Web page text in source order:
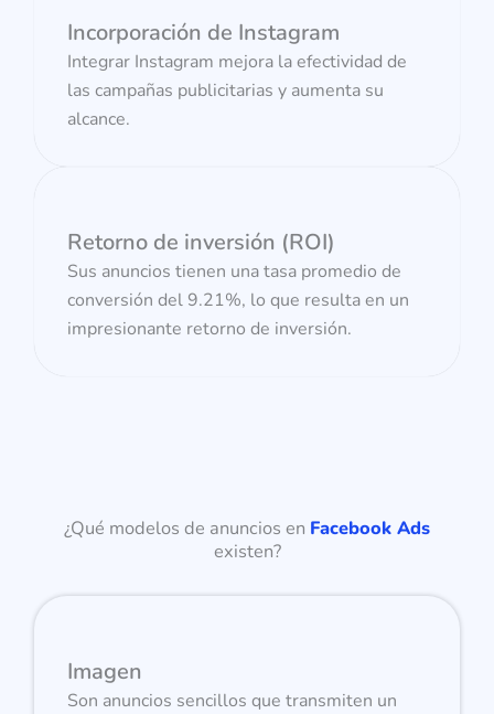
Incorporación de Instagram
Integrar Instagram mejora la efectividad de
las campañas publicitarias y aumenta su
alcance.
Retorno de inversión (ROI)
Sus anuncios tienen una tasa promedio de
conversión del 9.21%, lo que resulta en un
impresionante retorno de inversión.
¿Qué modelos de anuncios en Facebook Ads
existen?
Imagen
Son anuncios sencillos que transmiten un